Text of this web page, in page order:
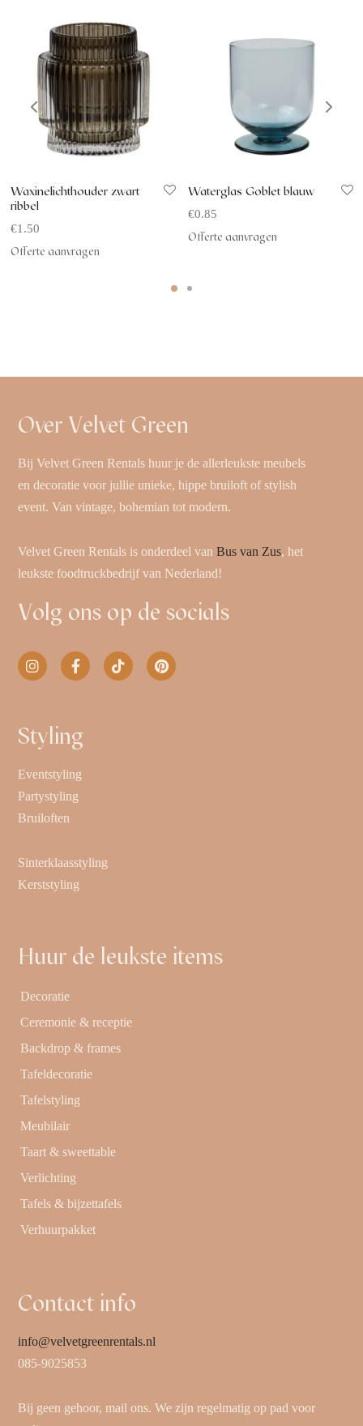
Waxinelichthouder zwart
ribbel
€1.50
Offerte aanvragen
Waterglas Goblet blauw
€0.85
Offerte aanvragen
Over Velvet Green
Bij Velvet Green Rentals huur je de allerleukste meubels
en decoratie voor jullie unieke, hippe bruiloft of stylish
event. Van vintage, bohemian tot modern.
Velvet Green Rentals is onderdeel vanBus van Zus, het
leukste foodtruckbedrijf van Nederland!
Volg ons op de socials
Styling
Eventstyling
Partystyling
Bruiloften
Sinterklaasstyling
Kerststyling
Huur de leukste items
Decoratie
Ceremonie & receptie
Backdrop & frames
Tafeldecoratie
Tafelstyling
Meubilair
Taart & sweettable
Verlichting
Tafels & bijzettafels
Verhuurpakket
Contact info
info@velvetgreenrentals.nl
085-9025853
Bij geen gehoor, mail ons. We zijn regelmatig op pad voor